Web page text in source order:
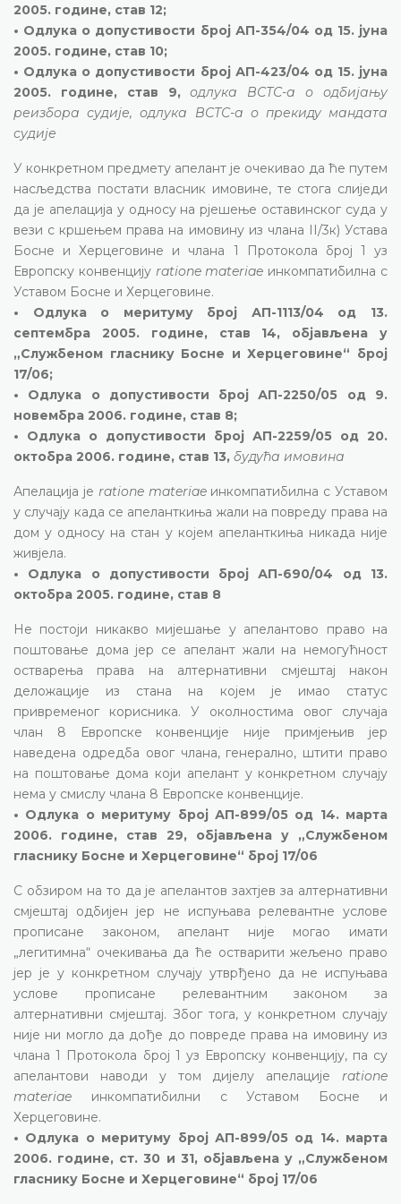
2005. године, став 12;
• Одлука о допустивости број АП-354/04 од 15. јуна
2005. године, став 10;
• Одлука о допустивости број АП-423/04 од 15. јуна
2005. године, став 9,одлука ВСТС-а о одбијању
реизбора судије, одлука ВСТС-а о прекиду мандата
судије
У конкретном предмету апелант је очекивао да ће путем
насљедства постати власник имовине, те стога слиједи
да је апелација у односу на рјешење оставинског суда у
вези с кршењем права на имовину из члана II/3к) Устава
Босне и Херцеговине и члана 1 Протокола број 1 уз
Европску конвенцију ratione materiae инкомпатибилна с
Уставом Босне и Херцеговине.
• Одлука о меритуму број АП-1113/04 од 13.
септембра 2005. године, став 14, објављена у
„Службеном гласнику Босне и Херцеговине“ број
17/06;
• Одлука о допустивости број АП-2250/05 од 9.
новембра 2006. године, став 8;
• Одлука о допустивости број АП-2259/05 од 20.
октобра 2006. године, став 13, будућа имовина
Апелација је ratione materiae инкомпатибилна с Уставом
у случају када се апеланткиња жали на повреду права на
дом у односу на стан у којем апеланткиња никада није
живјела.
• Одлука о допустивости број АП-690/04 од 13.
октобра 2005. године, став 8
Не постоји никакво мијешање у апелантово право на
поштовање дома јер се апелант жали на немогућност
остварења права на алтернативни смјештај након
деложације из стана на којем је имао статус
привременог корисника. У околностима овог случаја
члан 8 Европске конвенције није примјењив јер
наведена одредба овог члана, генерално, штити право
на поштовање дома који апелант у конкретном случају
нема у смислу члана 8 Европске конвенције.
• Одлука о меритуму број АП-899/05 од 14. марта
2006. године, став 29, објављена у „Службеном
гласнику Босне и Херцеговине“ број 17/06
С обзиром на то да је апелантов захтјев за алтернативни
смјештај одбијен јер не испуњава релевантне услове
прописане законом, апелант није могао имати
„легитимна“ очекивања да ће остварити жељено право
јер је у конкретном случају утврђено да не испуњава
услове прописане релевантним законом за
алтернативни смјештај. Због тога, у конкретном случају
није ни могло да дође до повреде права на имовину из
члана 1 Протокола број 1 уз Европску конвенцију, па су
апелантови наводи у том дијелу апелације ratione
materiae инкомпатибилни с Уставом Босне и
Херцеговине.
• Одлука о меритуму број АП-899/05 од 14. марта
2006. године, ст. 30 и 31, објављена у „Службеном
гласнику Босне и Херцеговине“ број 17/06